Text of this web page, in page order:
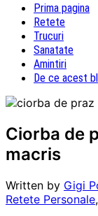
Prima pagina
Retete
Trucuri
Sanatate
Amintiri
De ce acest
Ciorba de
macris
Written by Gigi
Retete Personale,